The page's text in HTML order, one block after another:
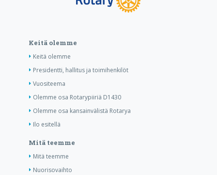
Keitä olemme
Keitä olemme
Presidentti, hallitus ja toimihenkilöt
Vuositeema
Olemme osa Rotarypiiriä D1430
Olemme osa kansainvälistä Rotarya
Ilo esitellä
Mitä teemme
Mitä teemme
Nuorisovaihto